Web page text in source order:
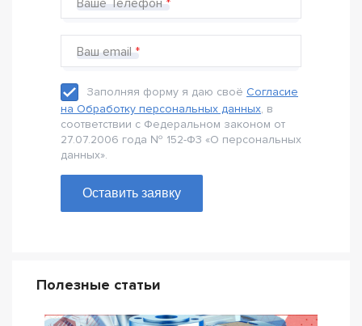
Ваше Телефон
Ваш email
Заполняя форму я даю своё Согласие
на Обработку персональных данных, в
соответствии с Федеральном законом от
27.07.2006 года № 152-Ф3 «О персональных
данных».
Оставить заявку
Полезные статьи